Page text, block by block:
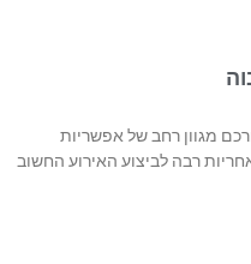
מגוון רחב של אפשריות
רבה לביצוע האירוע החשוב